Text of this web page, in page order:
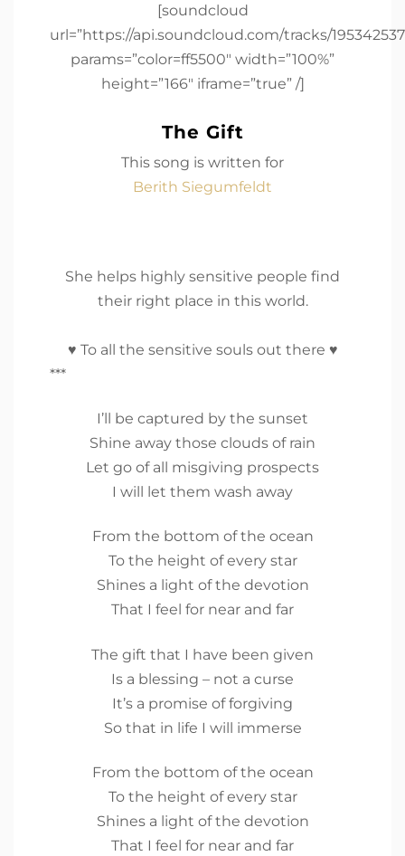
[soundcloud
url=”https://api.soundcloud.com/tracks/
params=”color=ff5500″ width=”100%”
height=”166″ iframe=”true” /]
The Gift
This song is written for
Berith Siegumfeldt
She helps highly sensitive people find
their right place in this world.
♥ To all the sensitive souls out there ♥
***
I’ll be captured by the sunset
Shine away those clouds of rain
Let go of all misgiving prospects
I will let them wash away
From the bottom of the ocean
To the height of every star
Shines a light of the devotion
That I feel for near and far
The gift that I have been given
Is a blessing – not a curse
It’s a promise of forgiving
So that in life I will immerse
From the bottom of the ocean
To the height of every star
Shines a light of the devotion
That I feel for near and far